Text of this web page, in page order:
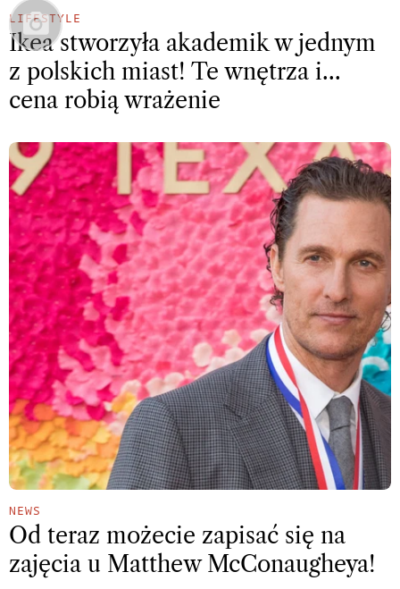
LIFESTYLE
Ikea stworzyła akademik w jednym
z polskich miast! Te wnętrza i…
cena robią wrażenie
NEWS
Od teraz możecie zapisać się na
zajęcia u Matthew McConaugheya!